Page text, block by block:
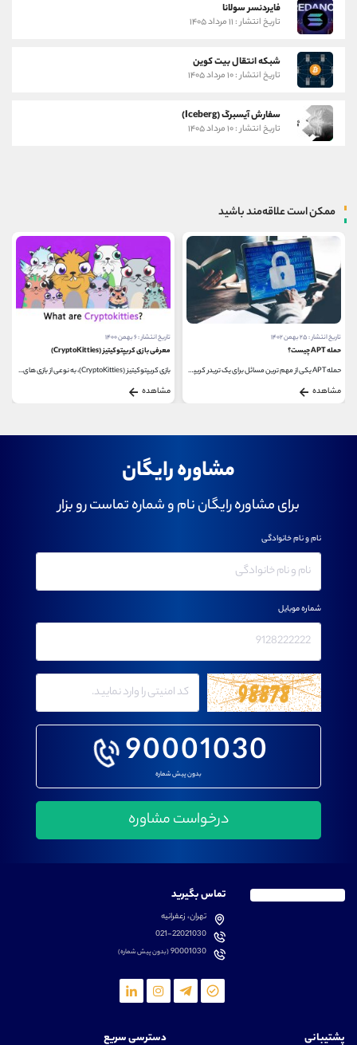
فایردنسر سولانا
تاریخ انتشار : ۱۱ مرداد ۱۴۰۵
شبکه انتقال بیت کوین
تاریخ انتشار : ۱۰ مرداد ۱۴۰۵
سفارش آیسبرگ (Iceberg)
تاریخ انتشار : ۱۰ مرداد ۱۴۰۵
ممکن است علاقه‌مند باشید
تاریخ انتشار : ۶ بهمن ۱۴۰۰
معرفی بازی کریپتوکیتیز (CryptoKitties)
بازی کریپتوکیتیز (CryptoKitties)، به نوعی از بازی های...
مشاهده
تاریخ انتشار : ۴ دی ۱۴۰۱
امضای کور (Blind signing) چیست؟
امضای کور (Blind signing) یکی از موذیانه ترین ترفندهایی...
مشاهده
مشاوره رایگان
برای مشاوره رایگان نام و شماره تماست رو بزار
90001030
بدون پیش شماره
نام و نام خانوادگی
شماره موبایل
تماس بگیرید
تهران، زعفرانیه
021-22021030
90001030(بدون پیش شماره)
پشتیبانی دسترسی سریع